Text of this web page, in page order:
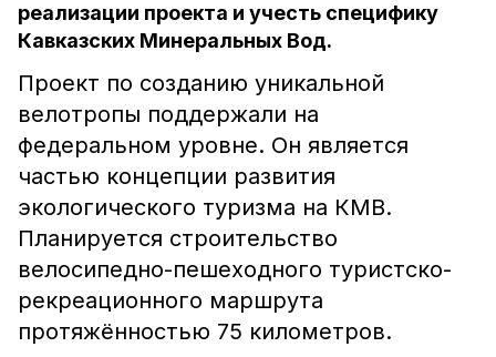
реализации проекта и учесть специфику
Кавказских Минеральных Вод.
Проект по созданию уникальной
велотропы поддержали на
федеральном уровне. Он является
частью концепции развития
экологического туризма на КМВ.
Планируется строительство
велосипедно-пешеходного туристско-
рекреационного маршрута
протяжённостью 75 километров.